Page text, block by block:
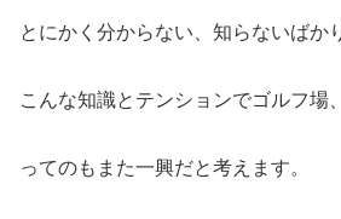
とにかく分からない、知らないばか
こんな知識とテンションでゴルフ場、
ってのもまた一興だと考えます。